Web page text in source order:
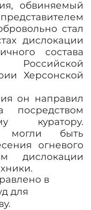
обвиняемый
стал
дислокации
состава
Херсонской
он направил
куратору.
могли быть
огневого
дислокации
в
для